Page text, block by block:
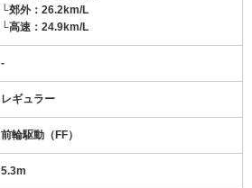
└郊外：26.2km/L
└高速：24.9km/L
-
レギュラー
前輪駆動（FF）
5.3m